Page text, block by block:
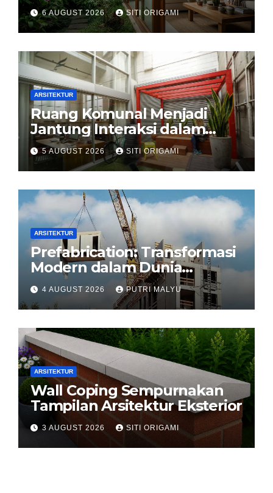
Harmonis antara Arsitektur
dan Alam
6 AUGUST 2026 SITI ORIGAMI
ARSITEKTUR
Ruang Komunal Menjadi
Jantung Interaksi dalam
Perancangan Arsitektur
Modern
5 AUGUST 2026 SITI ORIGAMI
ARSITEKTUR
Prefabrication: Transformasi
Modern dalam Dunia
Konstruksi
4 AUGUST 2026 PUTRI MALYU
ARSITEKTUR
Wall Coping Sempurnakan
Tampilan Arsitektur Eksterior
3 AUGUST 2026 SITI ORIGAMI